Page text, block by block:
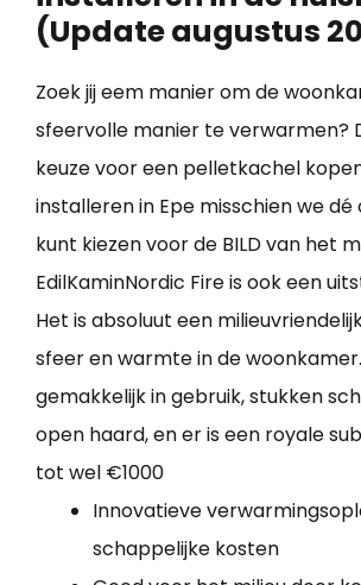
(Update augustus
Zoek jij eem manier om de
sfeervolle manier te verwarmen?
keuze voor een pelletkachel
installeren in Epe misschien we dé
kunt kiezen voor de BILD van het
EdilKaminNordic Fire is ook een
Het is absoluut een
sfeer en warmte in de
gemakkelijk in gebruik, stukken
open haard, en er is een royale
tot wel €1000
Innovatieve
schappelijke kosten